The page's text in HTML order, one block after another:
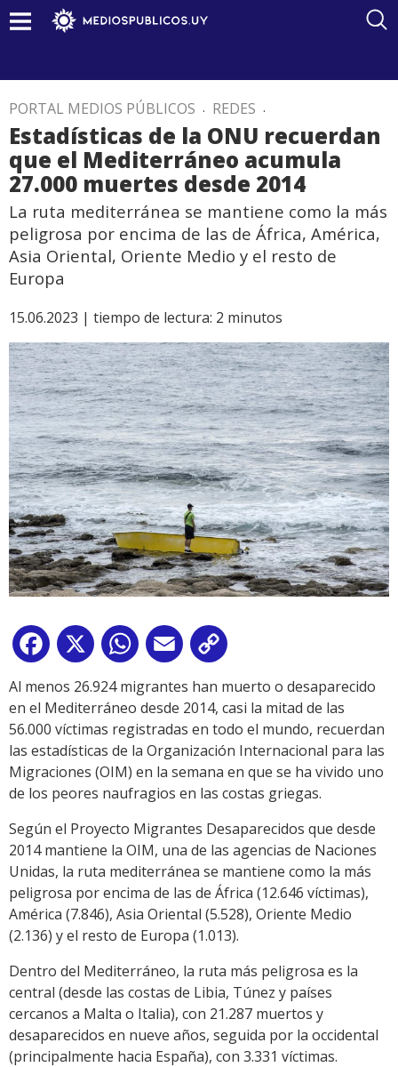
PORTAL MEDIOS PÚBLICOS . REDES .
Estadísticas de la ONU recuerdan
que el Mediterráneo acumula
27.000 muertes desde 2014
La ruta mediterránea se mantiene como la más
peligrosa por encima de las de África, América,
Asia Oriental, Oriente Medio y el resto de
Europa
15.06.2023 | tiempo de lectura: 2 minutos
Facebook
X WhatsApp
Email
Link
Al menos 26.924 migrantes han muerto o desaparecido
en el Mediterráneo desde 2014, casi la mitad de las
56.000 víctimas registradas en todo el mundo, recuerdan
las estadísticas de la Organización Internacional para las
Migraciones (OIM) en la semana en que se ha vivido uno
de los peores naufragios en las costas griegas.
Según el Proyecto Migrantes Desaparecidos que desde
2014 mantiene la OIM, una de las agencias de Naciones
Unidas, la ruta mediterránea se mantiene como la más
peligrosa por encima de las de África (12.646 víctimas),
América (7.846), Asia Oriental (5.528), Oriente Medio
(2.136) y el resto de Europa (1.013).
Dentro del Mediterráneo, la ruta más peligrosa es la
central (desde las costas de Libia, Túnez y países
cercanos a Malta o Italia), con 21.287 muertos y
desaparecidos en nueve años, seguida por la occidental
(principalmente hacia España), con 3.331 víctimas.